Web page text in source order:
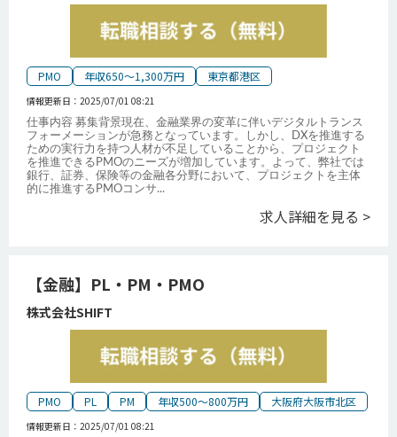
PMO 年収650～1,300万円 東京都港区
情報更新日： 2025/07/01 08:21
仕事内容 募集背景現在、金融業界の変革に伴いデジタルトランス
フォーメーションが急務となっています。しかし、DXを推進する
ための実行力を持つ人材が不足していることから、プロジェクト
を推進できるPMOのニーズが増加しています。よって、弊社では
銀行、証券、保険等の金融各分野において、プロジェクトを主体
的に推進するPMOコンサ...
求人詳細を見る >
【金融】PL・PM・PMO
株式会社SHIFT
PMO PL PM 年収500～800万円 大阪府大阪市北区
情報更新日： 2025/07/01 08:21